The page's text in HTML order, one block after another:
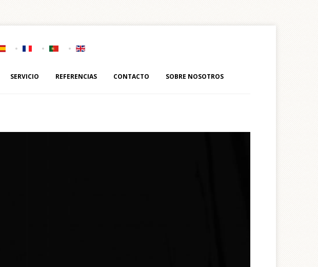
SERVICIO REFERENCIAS CONTACTO SOBRE NOSOTROS